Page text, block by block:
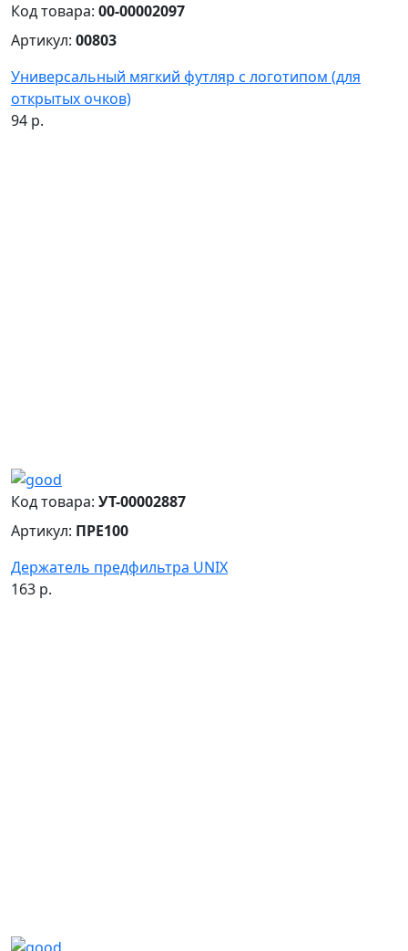
Код товара: 00-00002097
Артикул: 00803
Универсальный мягкий футляр с логотипом (для
открытых очков)
94 р.
Код товара: УТ-00002887
Артикул: ПРЕ100
Держатель предфильтра UNIX
163 р.